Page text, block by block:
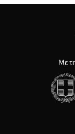
Με